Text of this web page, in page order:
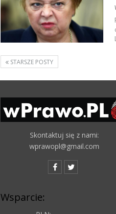
STARSZE POSTY
Skontaktuj się z nami:
wprawopl@gmail.com
Wsparcie: